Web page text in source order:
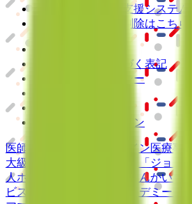
支援システム
掲載情報の修正・削除はこちら
特定商取引法に基づく表記
プライバシーポリシー
ロゴ利用ガイドライン
医師たちがつくる オンライン医療事典
大級の
「ジョブ
人ホーム紹介サービス
「みんかい」
ビス
アカデミー」